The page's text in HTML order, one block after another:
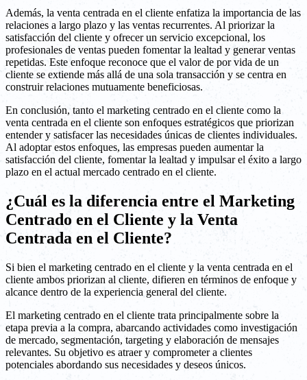
Además, la venta centrada en el cliente enfatiza la importancia de las
relaciones a largo plazo y las ventas recurrentes. Al priorizar la
satisfacción del cliente y ofrecer un servicio excepcional, los
profesionales de ventas pueden fomentar la lealtad y generar ventas
repetidas. Este enfoque reconoce que el valor de por vida de un
cliente se extiende más allá de una sola transacción y se centra en
construir relaciones mutuamente beneficiosas.
En conclusión, tanto el marketing centrado en el cliente como la
venta centrada en el cliente son enfoques estratégicos que priorizan
entender y satisfacer las necesidades únicas de clientes individuales.
Al adoptar estos enfoques, las empresas pueden aumentar la
satisfacción del cliente, fomentar la lealtad y impulsar el éxito a largo
plazo en el actual mercado centrado en el cliente.
¿Cuál es la diferencia entre el Marketing
Centrado en el Cliente y la Venta
Centrada en el Cliente?
Si bien el marketing centrado en el cliente y la venta centrada en el
cliente ambos priorizan al cliente, difieren en términos de enfoque y
alcance dentro de la experiencia general del cliente.
El marketing centrado en el cliente trata principalmente sobre la
etapa previa a la compra, abarcando actividades como investigación
de mercado, segmentación, targeting y elaboración de mensajes
relevantes. Su objetivo es atraer y comprometer a clientes
potenciales abordando sus necesidades y deseos únicos.